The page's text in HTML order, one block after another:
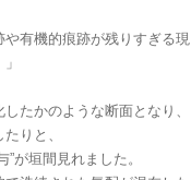
や有機的痕跡が残りすぎる現
たかのような断面となり、
りと、
が垣間見れました。